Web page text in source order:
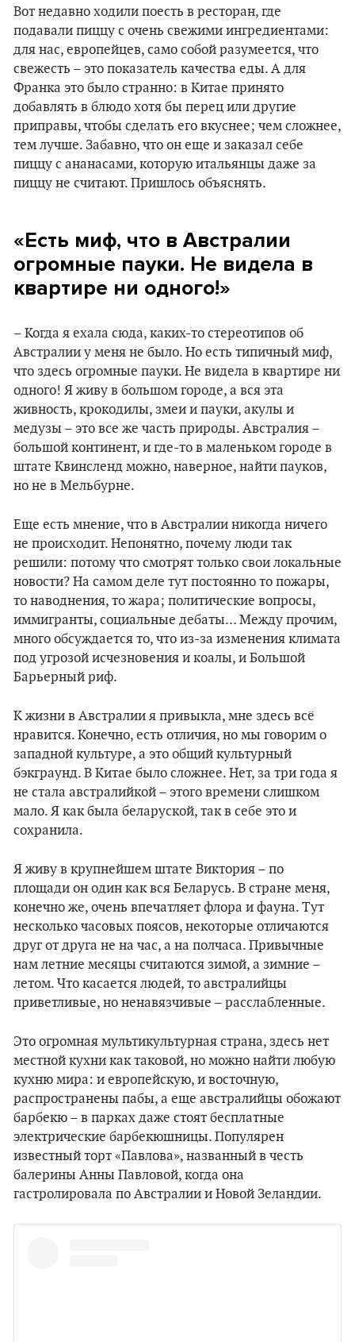
Вот недавно ходили поесть в ресторан, где
подавали пиццу с очень свежими ингредиентами:
для нас, европейцев, само собой разумеется, что
свежесть – это показатель качества еды. А для
Франка это было странно: в Китае принято
добавлять в блюдо хотя бы перец или другие
приправы, чтобы сделать его вкуснее; чем сложнее,
тем лучше. Забавно, что он еще и заказал себе
пиццу с ананасами, которую итальянцы даже за
пиццу не считают. Пришлось объяснять.
«Есть миф, что в Австралии
огромные пауки. Не видела в
квартире ни одного!»
– Когда я ехала сюда, каких-то стереотипов об
Австралии у меня не было. Но есть типичный миф,
что здесь огромные пауки. Не видела в квартире ни
одного! Я живу в большом городе, а вся эта
живность, крокодилы, змеи и пауки, акулы и
медузы – это все же часть природы. Австралия –
большой континент, и где-то в маленьком городе в
штате Квинсленд можно, наверное, найти пауков,
но не в Мельбурне.
Еще есть мнение, что в Австралии никогда ничего
не происходит. Непонятно, почему люди так
решили: потому что смотрят только свои локальные
новости? На самом деле тут постоянно то пожары,
то наводнения, то жара; политические вопросы,
иммигранты, социальные дебаты… Между прочим,
много обсуждается то, что из-за изменения климата
под угрозой исчезновения и коалы, и Большой
Барьерный риф.
К жизни в Австралии я привыкла, мне здесь всё
нравится. Конечно, есть отличия, но мы говорим о
западной культуре, а это общий культурный
бэкграунд. В Китае было сложнее. Нет, за три года я
не стала австралийкой – этого времени слишком
мало. Я как была беларуской, так в себе это и
сохранила.
Я живу в крупнейшем штате Виктория – по
площади он один как вся Беларусь. В стране меня,
конечно же, очень впечатляет флора и фауна. Тут
несколько часовых поясов, некоторые отличаются
друг от друга не на час, а на полчаса. Привычные
нам летние месяцы считаются зимой, а зимние –
летом. Что касается людей, то австралийцы
приветливые, но ненавязчивые – расслабленные.
Это огромная мультикультурная страна, здесь нет
местной кухни как таковой, но можно найти любую
кухню мира: и европейскую, и восточную,
распространены пабы, а еще австралийцы обожают
барбекю – в парках даже стоят бесплатные
электрические барбекюшницы. Популярен
известный торт «Павлова», названный в честь
балерины Анны Павловой, когда она
гастролировала по Австралии и Новой Зеландии.